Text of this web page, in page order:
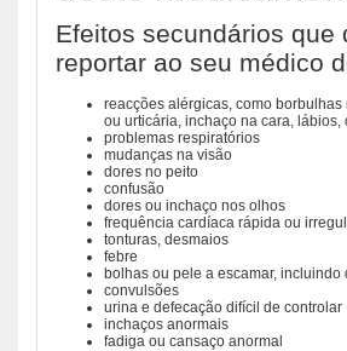
Efeitos secundários que
reportar ao seu médico
reacções alérgicas, como
ou urticária, inchaço na cara, lábios,
problemas respiratórios
mudanças na visão
dores no peito
confusão
dores ou inchaço nos olhos
frequência cardíaca rápida ou
tonturas, desmaios
febre
bolhas ou pele a escamar, incluindo
convulsões
urina e defecação difícil de controlar
inchaços anormais
fadiga ou cansaço anormal